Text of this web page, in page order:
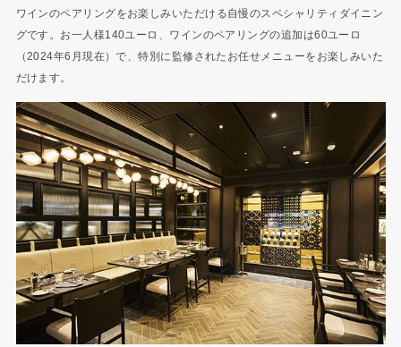
ワインのペアリングをお楽しみいただける自慢のスペシャリティダイニン
グです。お一人様140ユーロ、ワインのペアリングの追加は60ユーロ
（2024年6月現在）で、特別に監修されたお任せメニューをお楽しみいた
だけます。